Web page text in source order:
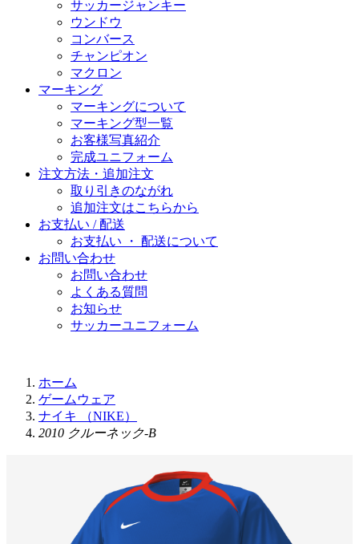
サッカージャンキー
ウンドウ
コンバース
チャンピオン
マクロン
マーキング
マーキングについて
マーキング型一覧
お客様写真紹介
完成ユニフォーム
注文方法・追加注文
取り引きのながれ
追加注文はこちらから
お支払い / 配送
お支払い ・ 配送について
お問い合わせ
お問い合わせ
よくある質問
お知らせ
サッカーユニフォーム
ホーム
ゲームウェア
ナイキ （NIKE）
2010 クルーネック-B